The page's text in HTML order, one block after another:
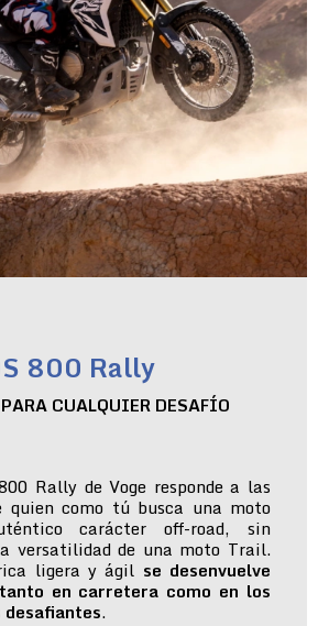
800 Rally
CUALQUIER DESAFÍO
Rally de Voge responde a las
quien como tú busca una moto
carácter off-road, sin
versatilidad de una moto Trail.
ligera y ágil se desenvuelve
en carretera como en los
desafiantes.